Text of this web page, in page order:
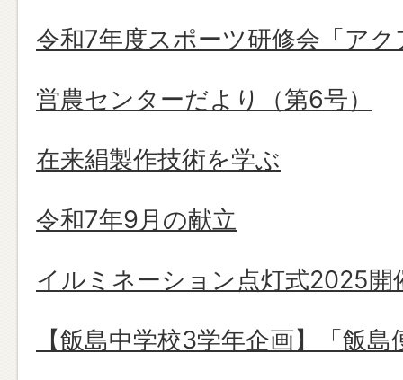
令和7年度スポーツ研修会「ア
営農センターだより（第6号）
在来絹製作技術を学ぶ
令和7年9月の献立
イルミネーション点灯式2025開
【飯島中学校3学年企画】「飯